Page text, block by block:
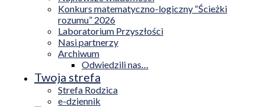
Konkurs matematyczno-logiczny “Ścieżki
rozumu” 2026
Laboratorium Przyszłości
Nasi partnerzy
Archiwum
Odwiedzili nas…
Twoja strefa
Strefa Rodzica
e-dziennik